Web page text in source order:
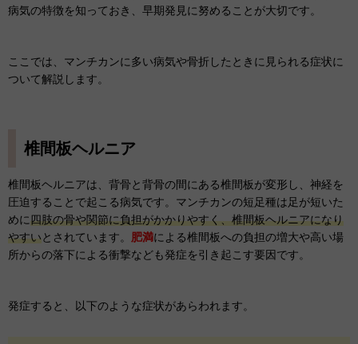
病気の特徴を知っておき、早期発見に努めることが大切です。
ここでは、マンチカンに多い病気や骨折したときに見られる症状に
ついて解説します。
椎間板ヘルニア
椎間板ヘルニアは、背骨と背骨の間にある椎間板が変形し、神経を
圧迫することで起こる病気です。マンチカンの短足種は足が短いた
めに四肢の骨や関節に負担がかかりやすく、椎間板ヘルニアになり
やすいとされています。 肥満による椎間板への負担の増大や高い場
所からの落下による衝撃なども発症を引き起こす要因です。
発症すると、以下のような症状があらわれます。